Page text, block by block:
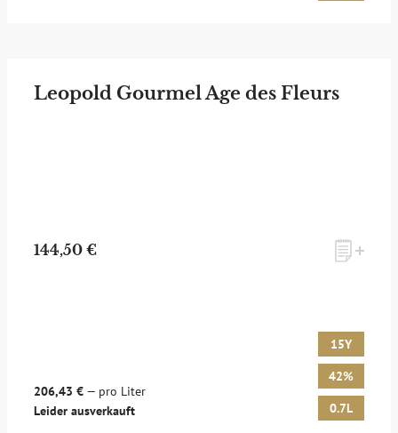
Leopold Gourmel Age des Fleurs
144,50 €
206,43 € — pro Liter
Leider ausverkauft
15Y
42%
0.7L